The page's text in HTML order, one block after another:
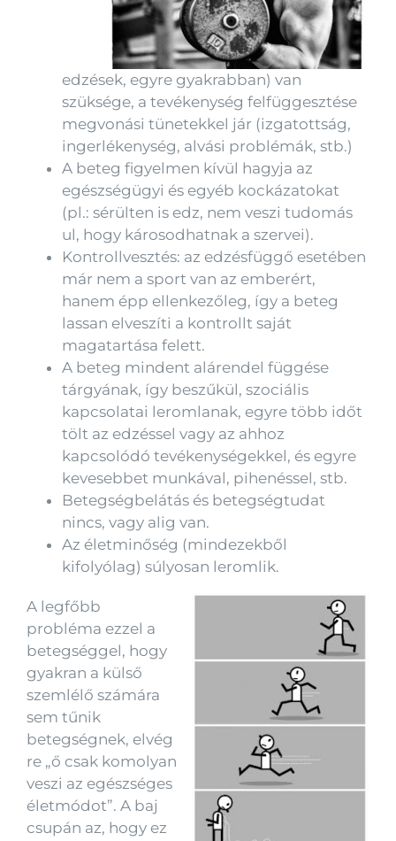
edzések, egyre gyakrabban) van
szüksége, a tevékenység felfüggesztése
megvonási tünetekkel jár (izgatottság,
ingerlékenység, alvási problémák, stb.)
A beteg figyelmen kívül hagyja az
egészségügyi és egyéb kockázatokat
(pl.: sérülten is edz, nem veszi tudomás
ul, hogy károsodhatnak a szervei).
Kontrollvesztés: az edzésfüggő esetében
már nem a sport van az emberért,
hanem épp ellenkezőleg, így a beteg
lassan elveszíti a kontrollt saját
magatartása felett.
A beteg mindent alárendel függése
tárgyának, így beszűkül, szociális
kapcsolatai leromlanak, egyre több időt
tölt az edzéssel vagy az ahhoz
kapcsolódó tevékenységekkel, és egyre
kevesebbet munkával, pihenéssel, stb.
Betegségbelátás és betegségtudat
nincs, vagy alig van.
Az életminőség (mindezekből
kifolyólag) súlyosan leromlik.
A legfőbb
probléma ezzel a
betegséggel, hogy
gyakran a külső
szemlélő számára
sem tűnik
betegségnek, elvég
re „ő csak komolyan
veszi az egészséges
életmódot”. A baj
csupán az, hogy ez